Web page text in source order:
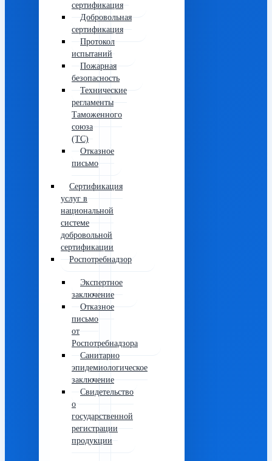
сертификация
Добровольная
сертификация
Протокол
испытаний
Пожарная
безопасность
Технические
регламенты
Таможенного
союза
(ТС)
Отказное
письмо
Сертификация
услуг в
национальной
системе
добровольной
сертификации
Роспотребнадзор
Экспертное
заключение
Отказное
письмо
от
Роспотребнадзора
Санитарно
эпидемиологическое
заключение
Свидетельство
о
государственной
регистрации
продукции